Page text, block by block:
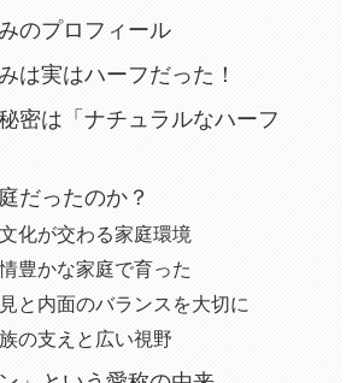
のプロフィール
は実はハーフだった！
密は「ナチュラルなハーフ
だったのか？
化が交わる家庭環境
豊かな家庭で育った
と内面のバランスを大切に
の支えと広い視野